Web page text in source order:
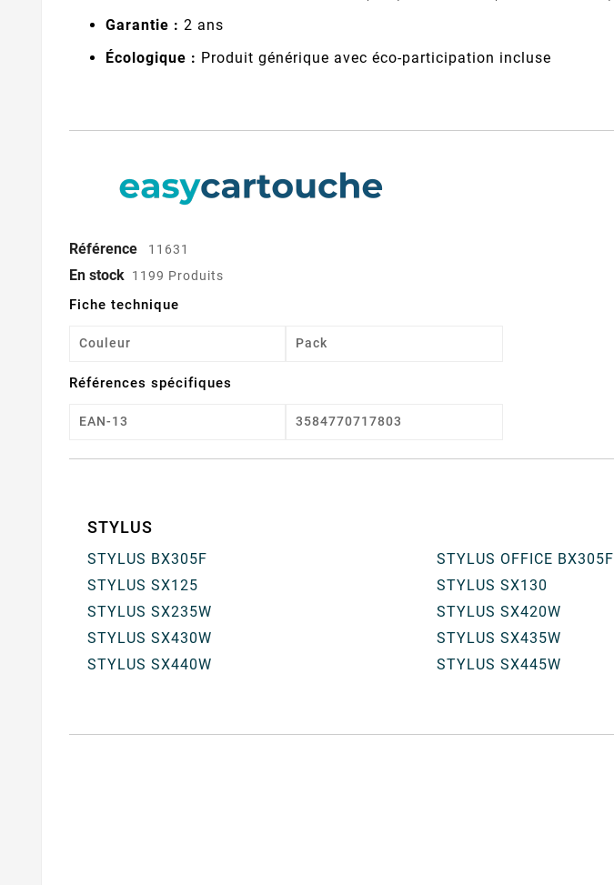
Garantie : 2 ans
Écologique : Produit générique avec éco-participation incluse
Référence 11631
En stock 1199 Produits
Fiche technique
Couleur Pack
Références spécifiques
EAN-13 3584770717803
STYLUS
STYLUS BX305F STYLUS OFFICE BX305F
STYLUS SX125
STYLUS SX130
STYLUS SX235W
STYLUS SX420W
STYLUS SX430W
STYLUS SX435W
STYLUS SX440W
STYLUS SX445W